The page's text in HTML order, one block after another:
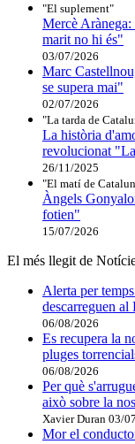
"El suplement"
Mercè
marit no hi és"
03/07/2026
Marc
se supera mai"
02/07/2026
"La tarda de
La història
revolucionat
26/11/2025
"El matí de
Àngels
fotien"
15/07/2026
El més llegit de
Alerta per
descarreguen
06/08/2026
Es recupera la
pluges
06/08/2026
Per què
això sobre la
Xavier Duran 03/
Mor el